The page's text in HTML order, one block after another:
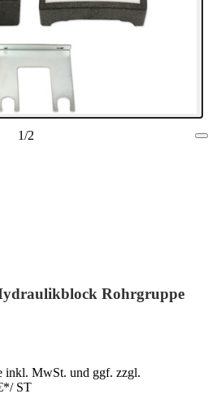
1/2
Rohrgruppe
inkl. MwSt. und ggf. zzgl.
*/ ST